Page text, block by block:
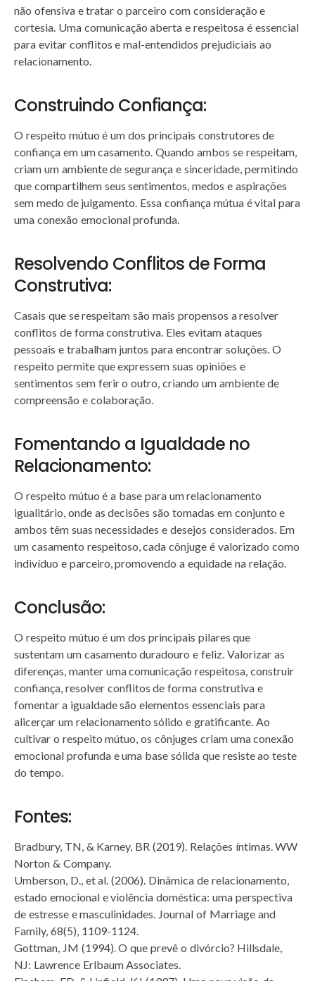
não ofensiva e tratar o parceiro com consideração e
cortesia. Uma comunicação aberta e respeitosa é essencial
para evitar conflitos e mal-entendidos prejudiciais ao
relacionamento.
Construindo Confiança:
O respeito mútuo é um dos principais construtores de
confiança em um casamento. Quando ambos se respeitam,
criam um ambiente de segurança e sinceridade, permitindo
que compartilhem seus sentimentos, medos e aspirações
sem medo de julgamento. Essa confiança mútua é vital para
uma conexão emocional profunda.
Resolvendo Conflitos de Forma
Construtiva:
Casais que se respeitam são mais propensos a resolver
conflitos de forma construtiva. Eles evitam ataques
pessoais e trabalham juntos para encontrar soluções. O
respeito permite que expressem suas opiniões e
sentimentos sem ferir o outro, criando um ambiente de
compreensão e colaboração.
Fomentando a Igualdade no
Relacionamento:
O respeito mútuo é a base para um relacionamento
igualitário, onde as decisões são tomadas em conjunto e
ambos têm suas necessidades e desejos considerados. Em
um casamento respeitoso, cada cônjuge é valorizado como
indivíduo e parceiro, promovendo a equidade na relação.
Conclusão:
O respeito mútuo é um dos principais pilares que
sustentam um casamento duradouro e feliz. Valorizar as
diferenças, manter uma comunicação respeitosa, construir
confiança, resolver conflitos de forma construtiva e
fomentar a igualdade são elementos essenciais para
alicerçar um relacionamento sólido e gratificante. Ao
cultivar o respeito mútuo, os cônjuges criam uma conexão
emocional profunda e uma base sólida que resiste ao teste
do tempo.
Fontes:
Bradbury, TN, & Karney, BR (2019). Relações íntimas.WW
Norton & Company.
Umberson, D., et al.(2006). Dinâmica de relacionamento,
estado emocional e violência doméstica: uma perspectiva
de estresse e masculinidades. Journal of Marriage and
Family, 68(5), 1109-1124.
Gottman, JM (1994).O que prevê o divórcio? Hillsdale,
NJ: Lawrence Erlbaum Associates.